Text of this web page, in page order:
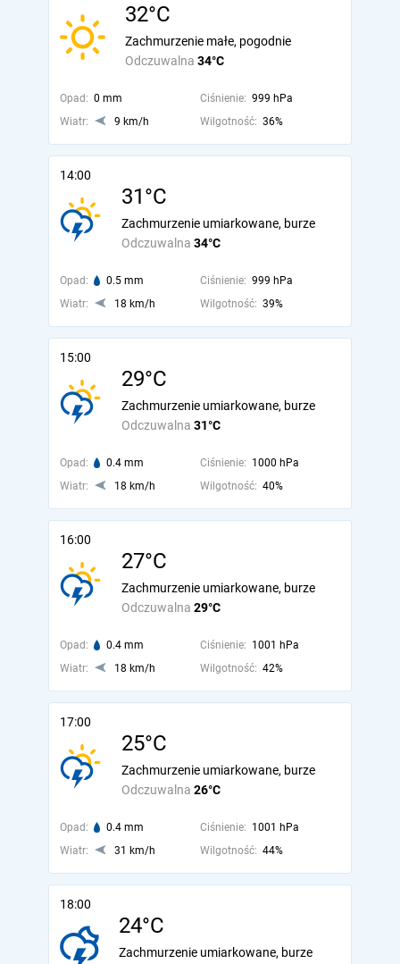
32°C
Odczuwalna 34°C
Zachmurzenie małe, pogodnie
Opad: 0 mm Ciśnienie: 999 hPa
Wiatr:
9 km/h Wilgotność: 36%
14:00
31°C
Odczuwalna 34°C
Zachmurzenie umiarkowane, burze
Opad: 0.5 mm Ciśnienie: 999 hPa
Wiatr:
18 km/h Wilgotność: 39%
15:00
29°C
Odczuwalna 31°C
Zachmurzenie umiarkowane, burze
Opad: 0.4 mm Ciśnienie: 1000 hPa
Wiatr:
18 km/h Wilgotność: 40%
16:00
27°C
Odczuwalna 29°C
Zachmurzenie umiarkowane, burze
Opad: 0.4 mm Ciśnienie: 1001 hPa
Wiatr:
18 km/h Wilgotność: 42%
17:00
25°C
Odczuwalna 26°C
Zachmurzenie umiarkowane, burze
Opad: 0.4 mm Ciśnienie: 1001 hPa
Wiatr:
31 km/h Wilgotność: 44%
18:00
24°C
Zachmurzenie umiarkowane, burze